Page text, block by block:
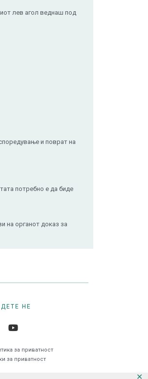
✕
лев агол веднаш под
и поврат на
потребно е да биде
на органот доказ за
НЕ
за приватност
за приватност